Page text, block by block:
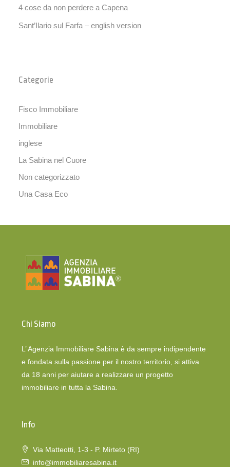
4 cose da non perdere a Capena
Sant’Ilario sul Farfa – english version
Categorie
Fisco Immobiliare
Immobiliare
inglese
La Sabina nel Cuore
Non categorizzato
Una Casa Eco
Chi Siamo
L’ Agenzia Immobiliare Sabina è da sempre indipendente
e fondata sulla passione per il nostro territorio, si attiva
da 18 anni per aiutare a realizzare un progetto
immobiliare in tutta la Sabina.
Info
Via Matteotti, 1-3 - P. Mirteto (RI)
info@immobiliaresabina.it